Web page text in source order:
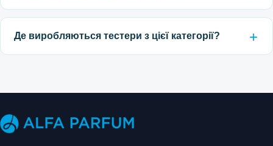
Де виробляються тестери з цієї категорії?